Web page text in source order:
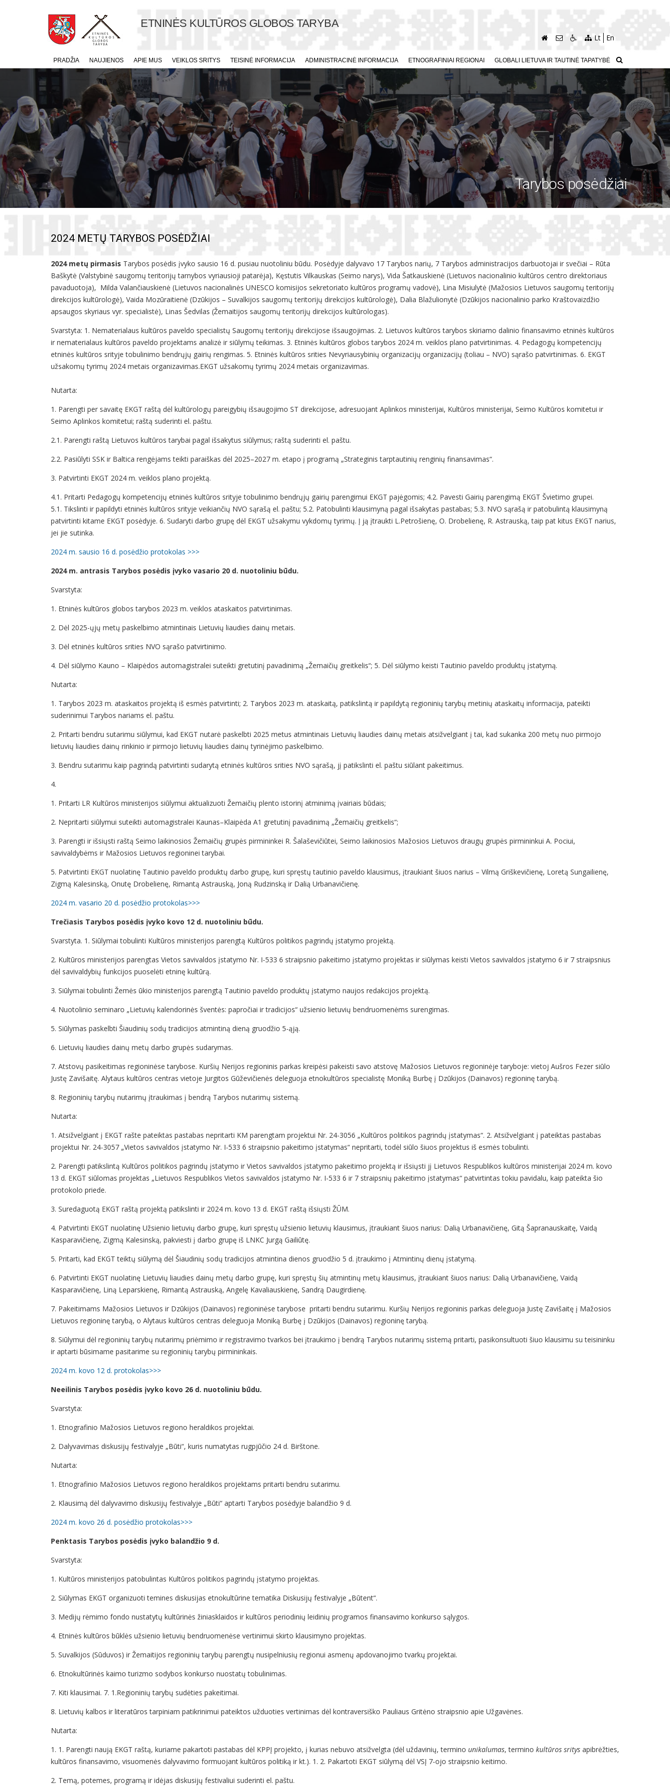
ETNINĖS KULTŪROS GLOBOS TARYBA
Lt En
PRADŽIA NAUJIENOS APIE MUS VEIKLOS SRITYS TEISINĖ INFORMACIJA ADMINISTRACINĖ INFORMACIJA ETNOGRAFINIAI REGIONAI GLOBALI LIETUVA IR TAUTINĖ TAPATYBĖ
Tarybos posėdžiai
2024 METŲ TARYBOS POSĖDŽIAI
2024 metų pirmasis Tarybos posėdis įvyko sausio 16 d. pusiau nuotoliniu būdu. Posėdyje dalyvavo 17 Tarybos narių, 7 Tarybos administracijos darbuotojai ir svečiai – Rūta
Baškytė (Valstybinė saugomų teritorijų tarnybos vyriausioji patarėja), Kęstutis Vilkauskas (Seimo narys), Vida Šatkauskienė (Lietuvos nacionalinio kultūros centro direktoriaus
pavaduotoja), Milda Valančiauskienė (Lietuvos nacionalinės UNESCO komisijos sekretoriato kultūros programų vadovė), Lina Misiulytė (Mažosios Lietuvos saugomų teritorijų
direkcijos kultūrologė), Vaida Mozūraitienė (Dzūkijos – Suvalkijos saugomų teritorijų direkcijos kultūrologė), Dalia Blažulionytė (Dzūkijos nacionalinio parko Kraštovaizdžio
apsaugos skyriaus vyr. specialistė), Linas Šedvilas (Žemaitijos saugomų teritorijų direkcijos kultūrologas).
Svarstyta: 1. Nematerialaus kultūros paveldo specialistų Saugomų teritorijų direkcijose išsaugojimas. 2. Lietuvos kultūros tarybos skiriamo dalinio finansavimo etninės kultūros
ir nematerialaus kultūros paveldo projektams analizė ir siūlymų teikimas. 3. Etninės kultūros globos tarybos 2024 m. veiklos plano patvirtinimas. 4. Pedagogų kompetencijų
etninės kultūros srityje tobulinimo bendrųjų gairių rengimas. 5. Etninės kultūros srities Nevyriausybinių organizacijų organizacijų (toliau – NVO) sąrašo patvirtinimas. 6. EKGT
užsakomų tyrimų 2024 metais organizavimas.EKGT užsakomų tyrimų 2024 metais organizavimas.
Nutarta:
1. Parengti per savaitę EKGT raštą dėl kultūrologų pareigybių išsaugojimo ST direkcijose, adresuojant Aplinkos ministerijai, Kultūros ministerijai, Seimo Kultūros komitetui ir
Seimo Aplinkos komitetui; raštą suderinti el. paštu.
2.1. Parengti raštą Lietuvos kultūros tarybai pagal išsakytus siūlymus; raštą suderinti el. paštu.
2.2. Pasiūlyti SSK ir Baltica rengėjams teikti paraiškas dėl 2025–2027 m. etapo į programą „Strateginis tarptautinių renginių finansavimas“.
3. Patvirtinti EKGT 2024 m. veiklos plano projektą.
4.1. Pritarti Pedagogų kompetencijų etninės kultūros srityje tobulinimo bendrųjų gairių parengimui EKGT pajėgomis; 4.2. Pavesti Gairių parengimą EKGT Švietimo grupei.
5.1. Tikslinti ir papildyti etninės kultūros srityje veikiančių NVO sąrašą el. paštu; 5.2. Patobulinti klausimyną pagal išsakytas pastabas; 5.3. NVO sąrašą ir patobulintą klausimyną
patvirtinti kitame EKGT posėdyje. 6. Sudaryti darbo grupę dėl EKGT užsakymu vykdomų tyrimų. Į ją įtraukti L.Petrošienę, O. Drobelienę, R. Astrauską, taip pat kitus EKGT narius,
jei jie sutinka.
2024 m. sausio 16 d. posėdžio protokolas >>>
2024 m. antrasis Tarybos posėdis įvyko vasario 20 d. nuotoliniu būdu.
Svarstyta:
1. Etninės kultūros globos tarybos 2023 m. veiklos ataskaitos patvirtinimas.
2. Dėl 2025-ųjų metų paskelbimo atmintinais Lietuvių liaudies dainų metais.
3. Dėl etninės kultūros srities NVO sąrašo patvirtinimo.
4. Dėl siūlymo Kauno – Klaipėdos automagistralei suteikti gretutinį pavadinimą „Žemaičių greitkelis“; 5. Dėl siūlymo keisti Tautinio paveldo produktų įstatymą.
Nutarta:
1. Tarybos 2023 m. ataskaitos projektą iš esmės patvirtinti; 2. Tarybos 2023 m. ataskaitą, patikslintą ir papildytą regioninių tarybų metinių ataskaitų informacija, pateikti
suderinimui Tarybos nariams el. paštu.
2. Pritarti bendru sutarimu siūlymui, kad EKGT nutarė paskelbti 2025 metus atmintinais Lietuvių liaudies dainų metais atsižvelgiant į tai, kad sukanka 200 metų nuo pirmojo
lietuvių liaudies dainų rinkinio ir pirmojo lietuvių liaudies dainų tyrinėjimo paskelbimo.
3. Bendru sutarimu kaip pagrindą patvirtinti sudarytą etninės kultūros srities NVO sąrašą, jį patikslinti el. paštu siūlant pakeitimus.
4.
1. Pritarti LR Kultūros ministerijos siūlymui aktualizuoti Žemaičių plento istorinį atminimą įvairiais būdais;
2. Nepritarti siūlymui suteikti automagistralei Kaunas–Klaipėda A1 gretutinį pavadinimą „Žemaičių greitkelis“;
3. Parengti ir išsiųsti raštą Seimo laikinosios Žemaičių grupės pirmininkei R. Šalaševičiūtei, Seimo laikinosios Mažosios Lietuvos draugų grupės pirmininkui A. Pociui,
savivaldybėms ir Mažosios Lietuvos regioninei tarybai.
5. Patvirtinti EKGT nuolatinę Tautinio paveldo produktų darbo grupę, kuri spręstų tautinio paveldo klausimus, įtraukiant šiuos narius – Vilmą Griškevičienę, Loretą Sungailienę,
Zigmą Kalesinską, Onutę Drobelienę, Rimantą Astrauską, Joną Rudzinską ir Dalią Urbanavičienę.
2024 m. vasario 20 d. posėdžio protokolas>>>
Trečiasis Tarybos posėdis įvyko kovo 12 d. nuotoliniu būdu.
Svarstyta. 1. Siūlymai tobulinti Kultūros ministerijos parengtą Kultūros politikos pagrindų įstatymo projektą.
2. Kultūros ministerijos parengtas Vietos savivaldos įstatymo Nr. I-533 6 straipsnio pakeitimo įstatymo projektas ir siūlymas keisti Vietos savivaldos įstatymo 6 ir 7 straipsnius
dėl savivaldybių funkcijos puoselėti etninę kultūrą.
3. Siūlymai tobulinti Žemės ūkio ministerijos parengtą Tautinio paveldo produktų įstatymo naujos redakcijos projektą.
4. Nuotolinio seminaro „Lietuvių kalendorinės šventės: papročiai ir tradicijos“ užsienio lietuvių bendruomenėms surengimas.
5. Siūlymas paskelbti Šiaudinių sodų tradicijos atmintiną dieną gruodžio 5-ąją.
6. Lietuvių liaudies dainų metų darbo grupės sudarymas.
7. Atstovų pasikeitimas regioninėse tarybose. Kuršių Nerijos regioninis parkas kreipėsi pakeisti savo atstovę Mažosios Lietuvos regioninėje taryboje: vietoj Aušros Fezer siūlo
Justę Zavišaitę. Alytaus kultūros centras vietoje Jurgitos Gūževičienės deleguoja etnokultūros specialistę Moniką Burbę į Dzūkijos (Dainavos) regioninę tarybą.
8. Regioninių tarybų nutarimų įtraukimas į bendrą Tarybos nutarimų sistemą.
Nutarta:
1. Atsižvelgiant į EKGT rašte pateiktas pastabas nepritarti KM parengtam projektui Nr. 24-3056 „Kultūros politikos pagrindų įstatymas“. 2. Atsižvelgiant į pateiktas pastabas
projektui Nr. 24-3057 „Vietos savivaldos įstatymo Nr. I-533 6 straipsnio pakeitimo įstatymas“ nepritarti, todėl siūlo šiuos projektus iš esmės tobulinti.
2. Parengti patikslintą Kultūros politikos pagrindų įstatymo ir Vietos savivaldos įstatymo pakeitimo projektą ir išsiųsti jį Lietuvos Respublikos kultūros ministerijai 2024 m. kovo
13 d. EKGT siūlomas projektas „Lietuvos Respublikos Vietos savivaldos įstatymo Nr. I-533 6 ir 7 straipsnių pakeitimo įstatymas“ patvirtintas tokiu pavidalu, kaip pateikta šio
protokolo priede.
3. Suredaguotą EKGT raštą projektą patikslinti ir 2024 m. kovo 13 d. EKGT raštą išsiųsti ŽŪM.
4. Patvirtinti EKGT nuolatinę Užsienio lietuvių darbo grupę, kuri spręstų užsienio lietuvių klausimus, įtraukiant šiuos narius: Dalią Urbanavičienę, Gitą Šapranauskaitę, Vaidą
Kasparavičienę, Zigmą Kalesinską, pakviesti į darbo grupę iš LNKC Jurgą Gailiūtę.
5. Pritarti, kad EKGT teiktų siūlymą dėl Šiaudinių sodų tradicijos atmintina dienos gruodžio 5 d. įtraukimo į Atmintinų dienų įstatymą.
6. Patvirtinti EKGT nuolatinę Lietuvių liaudies dainų metų darbo grupę, kuri spręstų šių atmintinų metų klausimus, įtraukiant šiuos narius: Dalią Urbanavičienę, Vaidą
Kasparavičienę, Liną Leparskienę, Rimantą Astrauską, Angelę Kavaliauskienę, Sandrą Daugirdienę.
7. Pakeitimams Mažosios Lietuvos ir Dzūkijos (Dainavos) regioninėse tarybose pritarti bendru sutarimu. Kuršių Nerijos regioninis parkas deleguoja Justę Zavišaitę į Mažosios
Lietuvos regioninę tarybą, o Alytaus kultūros centras deleguoja Moniką Burbę į Dzūkijos (Dainavos) regioninę tarybą.
8. Siūlymui dėl regioninių tarybų nutarimų priėmimo ir registravimo tvarkos bei įtraukimo į bendrą Tarybos nutarimų sistemą pritarti, pasikonsultuoti šiuo klausimu su teisininku
ir aptarti būsimame pasitarime su regioninių tarybų pirmininkais.
2024 m. kovo 12 d. protokolas>>>
Neeilinis Tarybos posėdis įvyko kovo 26 d. nuotoliniu būdu.
Svarstyta:
1. Etnografinio Mažosios Lietuvos regiono heraldikos projektai.
2. Dalyvavimas diskusijų festivalyje „Būti“, kuris numatytas rugpjūčio 24 d. Birštone.
Nutarta:
1. Etnografinio Mažosios Lietuvos regiono heraldikos projektams pritarti bendru sutarimu.
2. Klausimą dėl dalyvavimo diskusijų festivalyje „Būti“ aptarti Tarybos posėdyje balandžio 9 d.
2024 m. kovo 26 d. posėdžio protokolas>>>
Penktasis Tarybos posėdis įvyko balandžio 9 d.
Svarstyta:
1. Kultūros ministerijos patobulintas Kultūros politikos pagrindų įstatymo projektas.
2. Siūlymas EKGT organizuoti temines diskusijas etnokultūrine tematika Diskusijų festivalyje „Būtent“.
3. Medijų rėmimo fondo nustatytų kultūrinės žiniasklaidos ir kultūros periodinių leidinių programos finansavimo konkurso sąlygos.
4. Etninės kultūros būklės užsienio lietuvių bendruomenėse vertinimui skirto klausimyno projektas.
5. Suvalkijos (Sūduvos) ir Žemaitijos regioninių tarybų parengtų nusipelniusių regionui asmenų apdovanojimo tvarkų projektai.
6. Etnokultūrinės kaimo turizmo sodybos konkurso nuostatų tobulinimas.
7. Kiti klausimai. 7. 1.Regioninių tarybų sudėties pakeitimai.
8. Lietuvių kalbos ir literatūros tarpiniam patikrinimui pateiktos užduoties vertinimas dėl kontraversiško Pauliaus Gritėno straipsnio apie Užgavėnes.
Nutarta:
1. 1. Parengti naują EKGT raštą, kuriame pakartoti pastabas dėl KPPĮ projekto, į kurias nebuvo atsižvelgta (dėl uždavinių, termino unikalumas, termino kultūros sritys apibrėžties,
kultūros finansavimo, visuomenės dalyvavimo formuojant kultūros politiką ir kt.). 1. 2. Pakartoti EKGT siūlymą dėl VSĮ 7-ojo straipsnio keitimo.
2. Temą, potemes, programą ir idėjas diskusijų festivaliui suderinti el. paštu.